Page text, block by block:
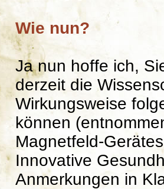
Wie nun?
Ja nun hoffe ich,
derzeit die
Wirkungsweise
können
Magnetfeld-
Innovative
Anmerkungen in